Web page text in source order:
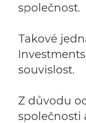
společnost.
Takové
souvislost.
Z důvodu
společnosti